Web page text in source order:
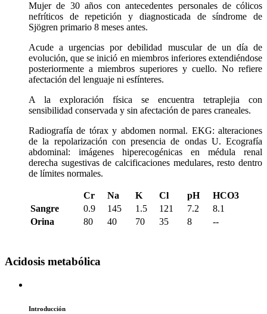
Mujer de 30 años con antecedentes personales de cólicos
nefríticos de repetición y diagnosticada de síndrome de
Sjögren primario 8 meses antes.
Acude a urgencias por debilidad muscular de un día de
evolución, que se inició en miembros inferiores extendiéndose
posteriormente a miembros superiores y cuello. No refiere
afectación del lenguaje ni esfínteres.
A la exploración física se encuentra tetraplejia con
sensibilidad conservada y sin afectación de pares craneales.
Radiografía de tórax y abdomen normal. EKG: alteraciones
de la repolarización con presencia de ondas U. Ecografía
abdominal: imágenes hiperecogénicas en médula renal
derecha sugestivas de calcificaciones medulares, resto dentro
de límites normales.
Cr Na K Cl pH
HCO3
Sangre
0.9 145 1.5 121 7.2
8.1
Orina
80 40 70 35 8 --
Acidosis metabólica
Introducción